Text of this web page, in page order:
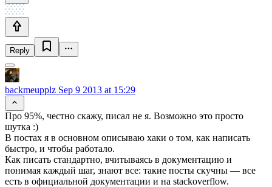
Reply
backmeupplz Sep 9 2013 at 15:29
Про 95%, честно скажу, писал не я. Возможно это просто
шутка :)
В постах я в основном описываю хаки о том, как написать
быстро, и чтобы работало.
Как писать стандартно, вчитываясь в документацию и
понимая каждый шаг, знают все: такие посты скучны — все
есть в официальной документации и на stackoverflow.